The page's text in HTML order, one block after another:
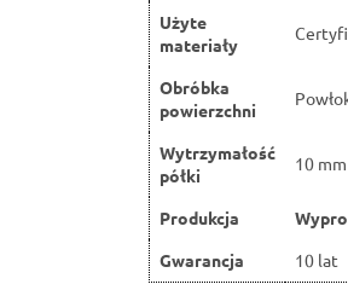
Użyte
materiały
Obróbka
powierzchni
Wytrzymałość
półki
10
Produkcja
Gwarancja
10 lat